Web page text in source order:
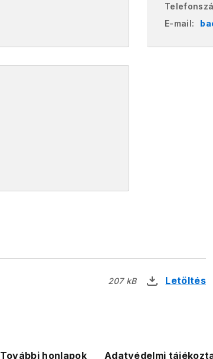
E-mail:
207 kB Letöltés
További honlapok Adatvédelmi